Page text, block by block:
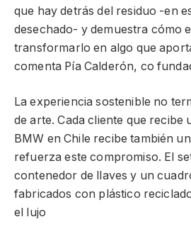
que hay detrás del residuo -en
desechado- y demuestra cómo
transformarlo en algo que
comenta Pía Calderón, co
La experiencia sostenible no
de arte. Cada cliente que recibe
BMW en Chile recibe también
refuerza este compromiso. El
contenedor de llaves y un
fabricados con plástico
el lujo